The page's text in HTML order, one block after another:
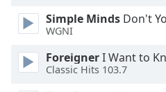
Font
Family
Reset
Done
Simple Minds Don't
WGNI
ForeignerI Want to
Classic Hits 103.7